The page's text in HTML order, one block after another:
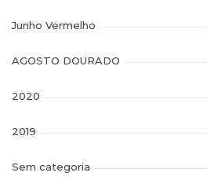
Junho Vermelho
AGOSTO DOURADO
2020
2019
Sem categoria